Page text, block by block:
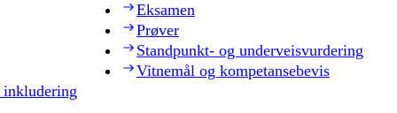
Eksamen
Prøver
Standpunkt- og underveisvurdering
Vitnemål og kompetansebevis